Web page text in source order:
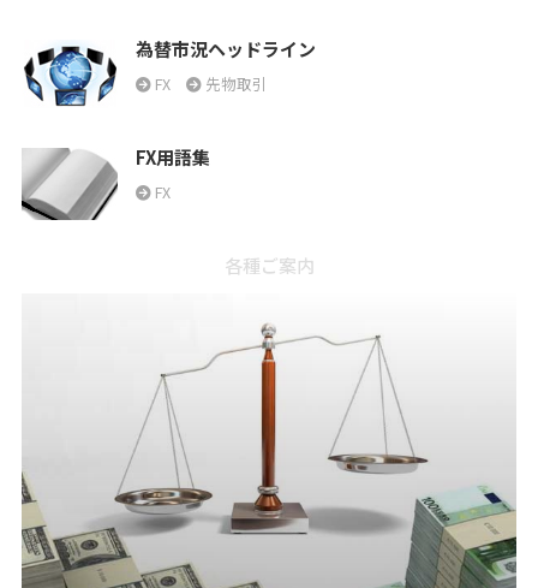
為替市況ヘッドライン
FX 先物取引
FX用語集
FX
各種ご案内